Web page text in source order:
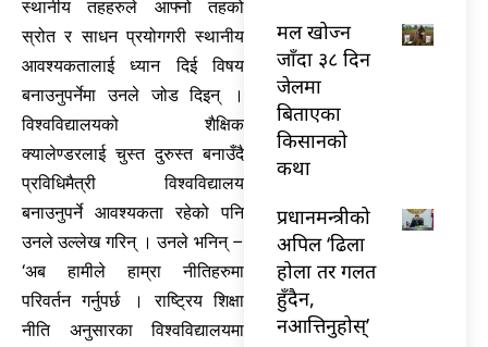
स्थानीय तहहरुले आफ्नो तहको
स्रोत र साधन प्रयोगगरी स्थानीय
आवश्यकतालाई ध्यान दिई विषय
बनाउनुपर्नेमा उनले जोड दिइन् ।
विश्वविद्यालयको शैक्षिक
क्यालेण्डरलाई चुस्त दुरुस्त बनाउँदै
प्रविधिमैत्री विश्वविद्यालय
बनाउनुपर्ने आवश्यकता रहेको पनि
उनले उल्लेख गरिन् । उनले भनिन् –
‘अब हामीले हाम्रा नीतिहरुमा
परिवर्तन गर्नुपर्छ । राष्ट्रिय शिक्षा
नीति अनुसारका विश्वविद्यालयमा
मल खोज्न
जाँदा ३८ दिन
जेलमा
बिताएका
किसानको
कथा
प्रधानमन्त्रीको
अपिल ‘ढिला
होला तर गलत
हुँदैन,
नआत्तिनुहोस्’